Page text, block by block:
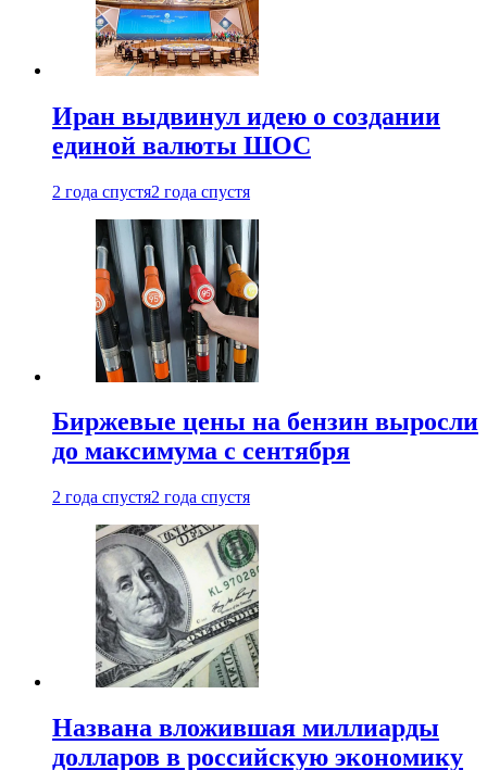
Иран выдвинул идею о создании
единой валюты ШОС
2 года спустя2 года спустя
Биржевые цены на бензин выросли
до максимума с сентября
2 года спустя2 года спустя
Названа вложившая миллиарды
долларов в российскую экономику